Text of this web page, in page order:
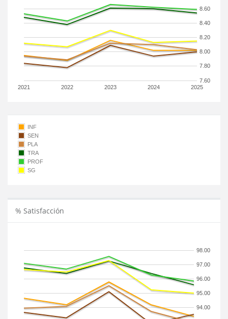
2021 2022 2023 2024 2025
7.60
7.80
8.00
8.20
8.40
8.60
INF
SEN
PLA
TRA
PROF
SG
% Satisfacción
94.00
95.00
96.00
97.00
98.00